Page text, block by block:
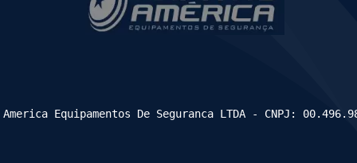
Equipamentos De Seguranca LTDA - CNPJ: